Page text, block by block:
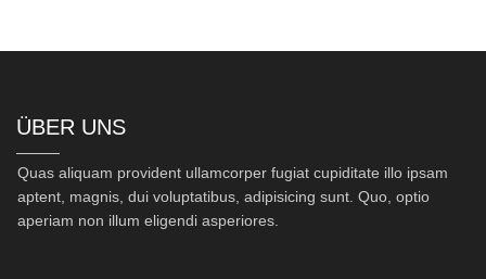
ÜBER UNS
Quas aliquam provident ullamcorper fugiat cupiditate illo ipsam
aptent, magnis, dui voluptatibus, adipisicing sunt. Quo, optio
aperiam non illum eligendi asperiores.